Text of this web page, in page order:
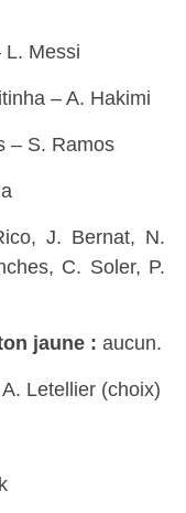
L. Messi
– A. Hakimi
– S. Ramos
J. Bernat, N.
C. Soler, P.
jaune : aucun.
Letellier (choix)